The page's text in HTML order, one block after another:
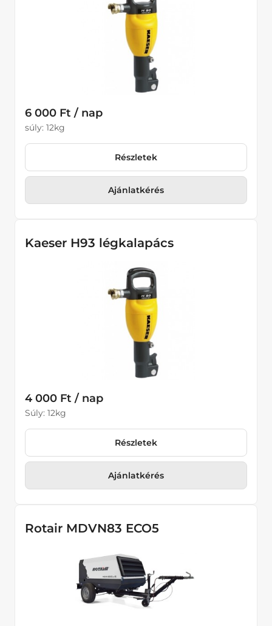
6 000 Ft / nap
súly: 12kg
Részletek
Ajánlatkérés
Kaeser H93 légkalapács
4 000 Ft / nap
Súly: 12kg
Részletek
Ajánlatkérés
Rotair MDVN83 ECO5